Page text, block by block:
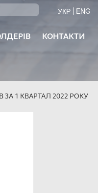
УКР ENG
КОНТАКТИ
1 КВАРТАЛ 2022 РОКУ